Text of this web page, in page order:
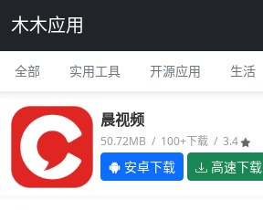
木木应用
全部 实用工具 开源应用 生活
晨视频
50.72MB / 100+下载 / 3.4
安卓下载 高速下载